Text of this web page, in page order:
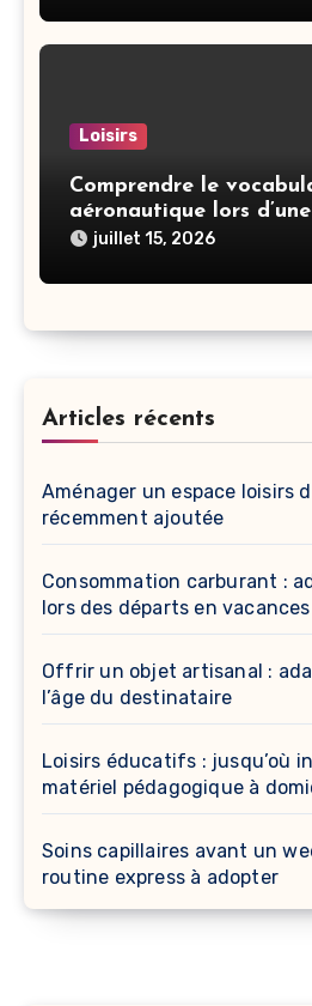
Loisirs
Comprendre le
aéronautique lors
en cockpit
juillet 15, 2026
Articles récents
Aménager un espace loisirs
récemment ajoutée
Consommation carburant :
lors des départs en vacances
Offrir un objet artisanal :
l’âge du destinataire
Loisirs éducatifs : jusqu’où
matériel pédagogique à
Soins capillaires avant un
routine express à adopter